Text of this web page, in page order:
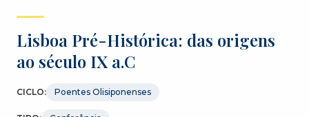
Lisboa Pré-Histórica: das origens
ao século IX a.C
CICLO: Poentes Olisiponenses